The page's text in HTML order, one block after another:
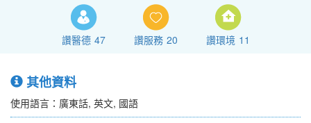
讚醫德 47 讚服務 20 讚環境 11
其他資料
使用語言：廣東話, 英文, 國語